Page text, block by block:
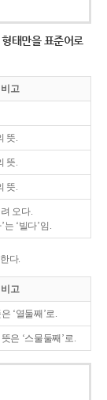
태만을 표준어로
비고
뜻.
뜻.
뜻.
오다.
는 ‘빌다’임.
다.
비고
‘열둘째’로.
은 ‘스물둘째’로.